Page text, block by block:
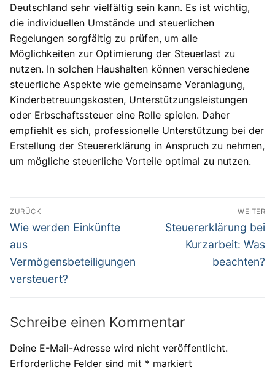
Deutschland sehr vielfältig sein kann. Es ist wichtig,
die individuellen Umstände und steuerlichen
Regelungen sorgfältig zu prüfen, um alle
Möglichkeiten zur Optimierung der Steuerlast zu
nutzen. In solchen Haushalten können verschiedene
steuerliche Aspekte wie gemeinsame Veranlagung,
Kinderbetreuungskosten, Unterstützungsleistungen
oder Erbschaftssteuer eine Rolle spielen. Daher
empfiehlt es sich, professionelle Unterstützung bei der
Erstellung der Steuererklärung in Anspruch zu nehmen,
um mögliche steuerliche Vorteile optimal zu nutzen.
Beitragsnavigation
ZURÜCK
Vorheriger
Beitrag:
Wie werden Einkünfte
aus
Vermögensbeteiligungen
versteuert?
WEITER
Nächster
Beitrag:
Steuererklärung bei
Kurzarbeit: Was
beachten?
Schreibe einen Kommentar
Deine E-Mail-Adresse wird nicht veröffentlicht.
Erforderliche Felder sind mit * markiert